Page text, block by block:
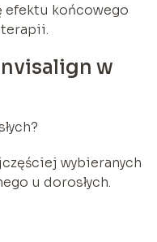
efektu końcowego
w
wybieranych
u dorosłych.